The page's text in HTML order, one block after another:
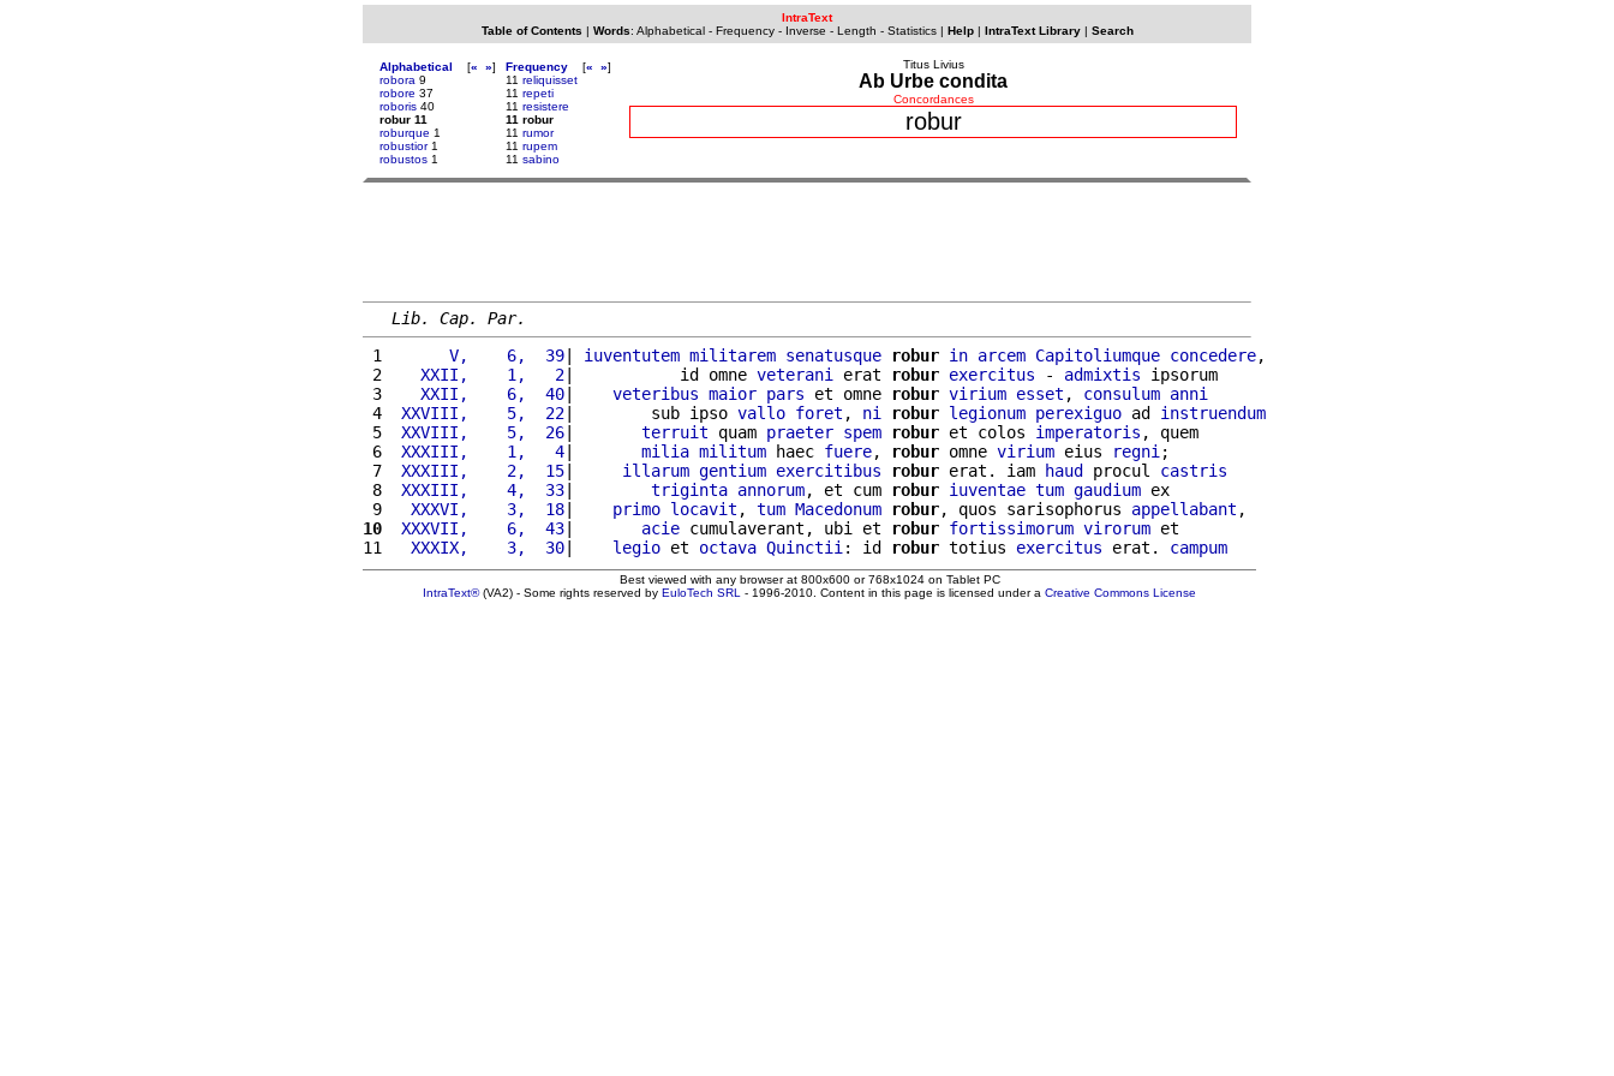
IntraText
Table of Contents | Words: Alphabetical- Frequency- Inverse - Length - Statistics| Help| IntraText Library| Search
Alphabetical [« »]
robora 9
robore 37
roboris 40
robur 11
roburque 1
robustior1
robustos 1
Frequency [« »]
11 reliquisset
11 repeti
11 resistere
11 robur
11 rumor
11 rupem
11 sabino
Titus Livius
Ab Urbe condita
Concordances
robur
Lib. Cap. Par.
1
      V,    6,  39
| iuventutem militarem senatusque robur in arcem Capitoliumque concedere,
2
   XXII,    1,   2
|           id omne veterani erat robur exercitus - admixtis ipsorum
3
   XXII,    6,  40
| veteribus maior pars et omne robur virium esset , consulum anni
4
XXVIII,    5,  22|        sub ipso vallo foret , ni robur legionum perexiguo ad instruendum
5
XXVIII,    5,  26| terruit quam praeter spem robur et colos imperatoris , quem
6
XXXIII,    1,   4| milia militum haec fuere, robur omne virium eius regni ;
7
XXXIII,    2,  15| illarum gentium exercitibus robur erat. iam haud procul castris
8
XXXIII,    4,  33| triginta annorum, et cum robur iuventae tum gaudium ex
9
  XXXVI,    3,  18
| primo locavit , tum Macedonum robur, quos sarisophorus appellabant
10
XXXVII,    6,  43| acie cumulaverant, ubi et robur fortissimorum virorum et
11
  XXXIX,    3,  30
| legio et octava Quinctii : id robur totius exercitus erat. campum
Best viewed with any browser at 800x600 or 768x1024 on Tablet PC
IntraText®(VA2) - Some rights reserved by EuloTech SRL - 1996-2010. Content in this page is licensed under a Creative Commons License